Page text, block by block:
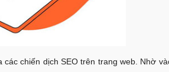
chiến dịch SEO trên trang web. Nhờ